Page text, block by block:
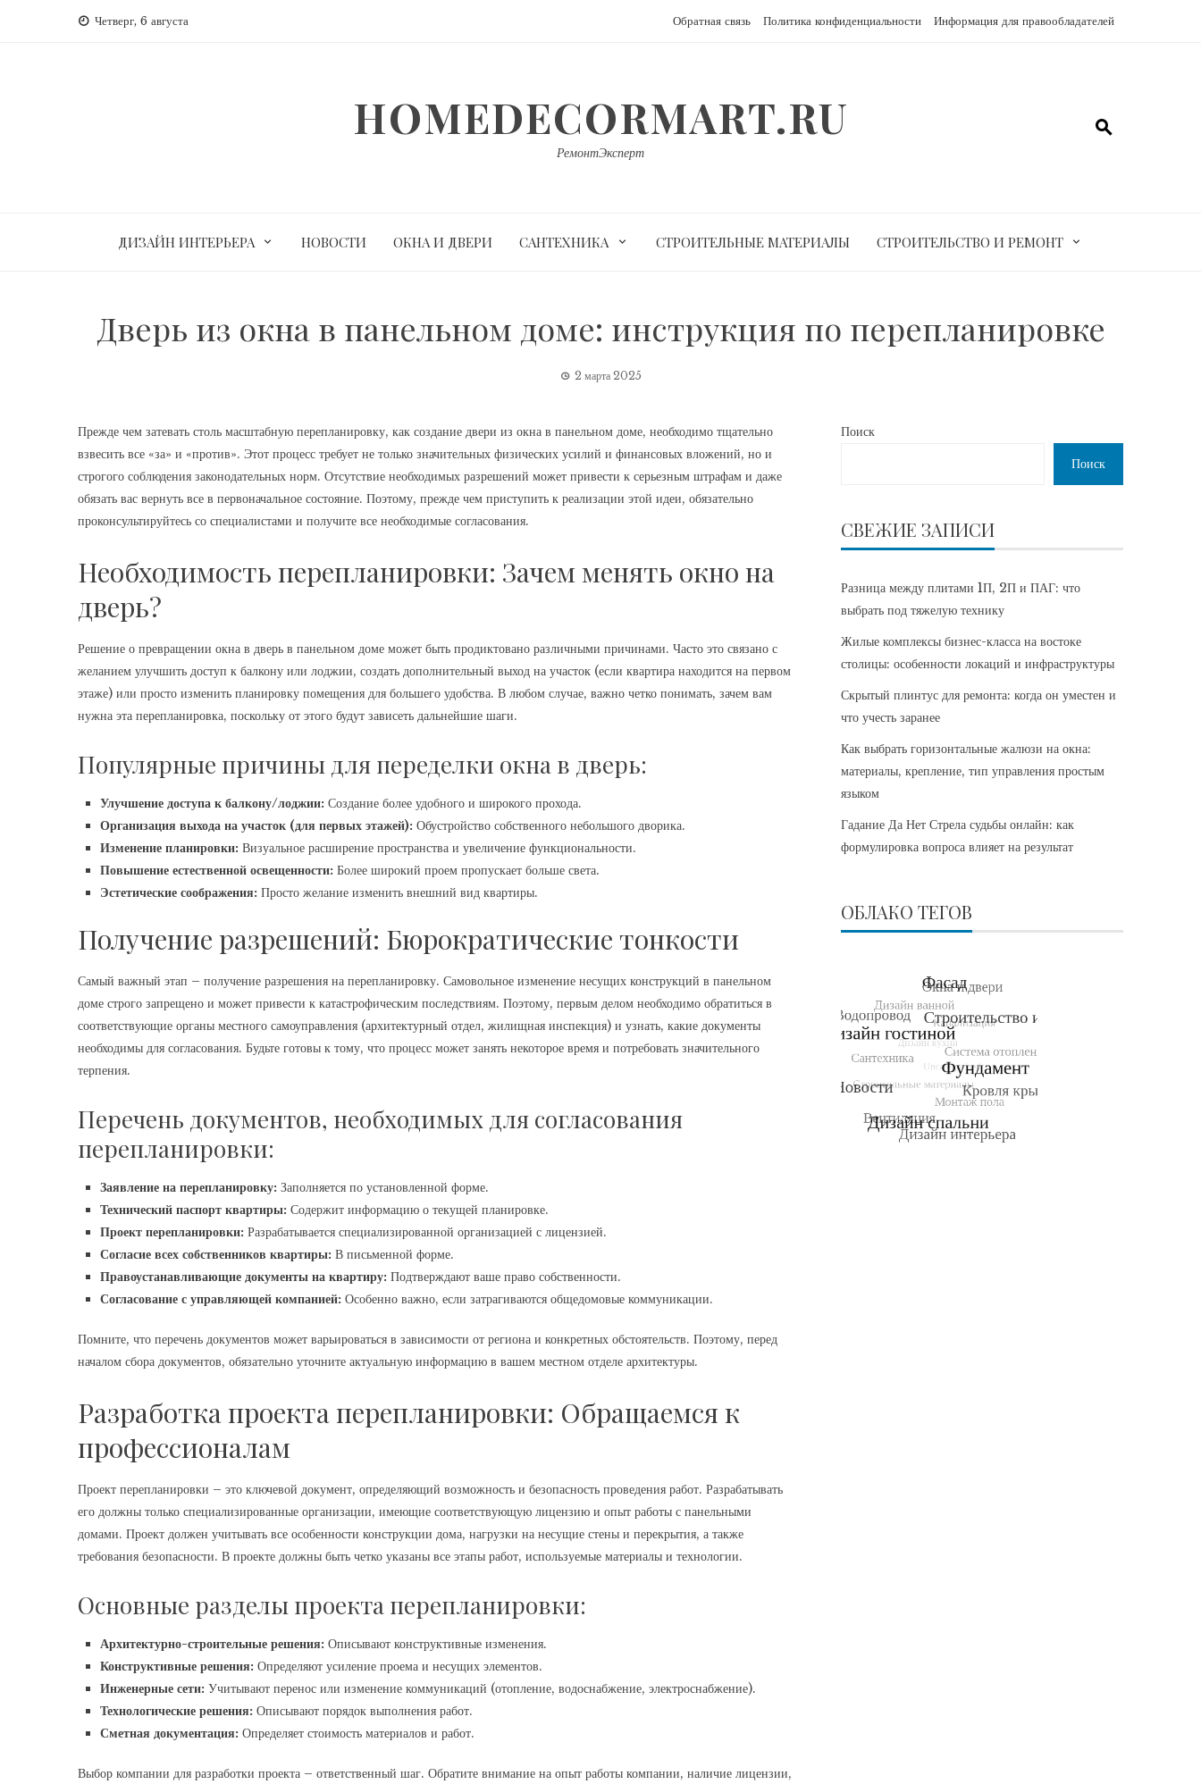
Четверг, 6 августа Обратная связь Политика конфиденциальности Информация для правообладателей
HOMEDECORMART.RU
РемонтЭксперт
ДИЗАЙН ИНТЕРЬЕРА НОВОСТИ ОКНА И ДВЕРИ САНТЕХНИКА СТРОИТЕЛЬНЫЕ МАТЕРИАЛЫ СТРОИТЕЛЬСТВО И РЕМОНТ
Дверь из окна в панельном доме: инструкция по перепланировке
2 марта 2025
Прежде чем затевать столь масштабную перепланировку, как создание двери из окна в панельном доме, необходимо тщательно
взвесить все «за» и «против». Этот процесс требует не только значительных физических усилий и финансовых вложений, но и
строгого соблюдения законодательных норм. Отсутствие необходимых разрешений может привести к серьезным штрафам и даже
обязать вас вернуть все в первоначальное состояние. Поэтому, прежде чем приступить к реализации этой идеи, обязательно
проконсультируйтесь со специалистами и получите все необходимые согласования.
Необходимость перепланировки: Зачем менять окно на
дверь?
Решение о превращении окна в дверь в панельном доме может быть продиктовано различными причинами. Часто это связано с
желанием улучшить доступ к балкону или лоджии, создать дополнительный выход на участок (если квартира находится на первом
этаже) или просто изменить планировку помещения для большего удобства. В любом случае, важно четко понимать, зачем вам
нужна эта перепланировка, поскольку от этого будут зависеть дальнейшие шаги.
Популярные причины для переделки окна в дверь:
Улучшение доступа к балкону/лоджии: Создание более удобного и широкого прохода.
Организация выхода на участок (для первых этажей): Обустройство собственного небольшого дворика.
Изменение планировки: Визуальное расширение пространства и увеличение функциональности.
Повышение естественной освещенности: Более широкий проем пропускает больше света.
Эстетические соображения: Просто желание изменить внешний вид квартиры.
Получение разрешений: Бюрократические тонкости
Самый важный этап – получение разрешения на перепланировку. Самовольное изменение несущих конструкций в панельном
доме строго запрещено и может привести к катастрофическим последствиям. Поэтому, первым делом необходимо обратиться в
соответствующие органы местного самоуправления (архитектурный отдел, жилищная инспекция) и узнать, какие документы
необходимы для согласования. Будьте готовы к тому, что процесс может занять некоторое время и потребовать значительного
терпения.
Перечень документов, необходимых для согласования
перепланировки:
Заявление на перепланировку: Заполняется по установленной форме.
Технический паспорт квартиры: Содержит информацию о текущей планировке.
Проект перепланировки: Разрабатывается специализированной организацией с лицензией.
Согласие всех собственников квартиры: В письменной форме.
Правоустанавливающие документы на квартиру: Подтверждают ваше право собственности.
Согласование с управляющей компанией: Особенно важно, если затрагиваются общедомовые коммуникации.
Помните, что перечень документов может варьироваться в зависимости от региона и конкретных обстоятельств. Поэтому, перед
началом сбора документов, обязательно уточните актуальную информацию в вашем местном отделе архитектуры.
Разработка проекта перепланировки: Обращаемся к
профессионалам
Проект перепланировки – это ключевой документ, определяющий возможность и безопасность проведения работ. Разрабатывать
его должны только специализированные организации, имеющие соответствующую лицензию и опыт работы с панельными
домами. Проект должен учитывать все особенности конструкции дома, нагрузки на несущие стены и перекрытия, а также
требования безопасности. В проекте должны быть четко указаны все этапы работ, используемые материалы и технологии.
Основные разделы проекта перепланировки:
Архитектурно-строительные решения: Описывают конструктивные изменения.
Конструктивные решения: Определяют усиление проема и несущих элементов.
Инженерные сети: Учитывают перенос или изменение коммуникаций (отопление, водоснабжение, электроснабжение).
Технологические решения: Описывают порядок выполнения работ.
Сметная документация: Определяет стоимость материалов и работ.
Выбор компании для разработки проекта – ответственный шаг. Обратите внимание на опыт работы компании, наличие лицензии,
Поиск
Поиск
СВЕЖИЕ ЗАПИСИ
Разница между плитами 1П, 2П и ПАГ: что
выбрать под тяжелую технику
Жилые комплексы бизнес-класса на востоке
столицы: особенности локаций и инфраструктуры
Скрытый плинтус для ремонта: когда он уместен и
что учесть заранее
Как выбрать горизонтальные жалюзи на окна:
материалы, крепление, тип управления простым
языком
Гадание Да Нет Стрела судьбы онлайн: как
формулировка вопроса влияет на результат
ОБЛАКО ТЕГОВ